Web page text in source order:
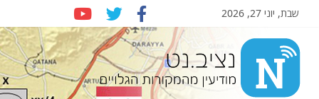
שבת, יוני 27, 2026
Nziv.net
מודיעין